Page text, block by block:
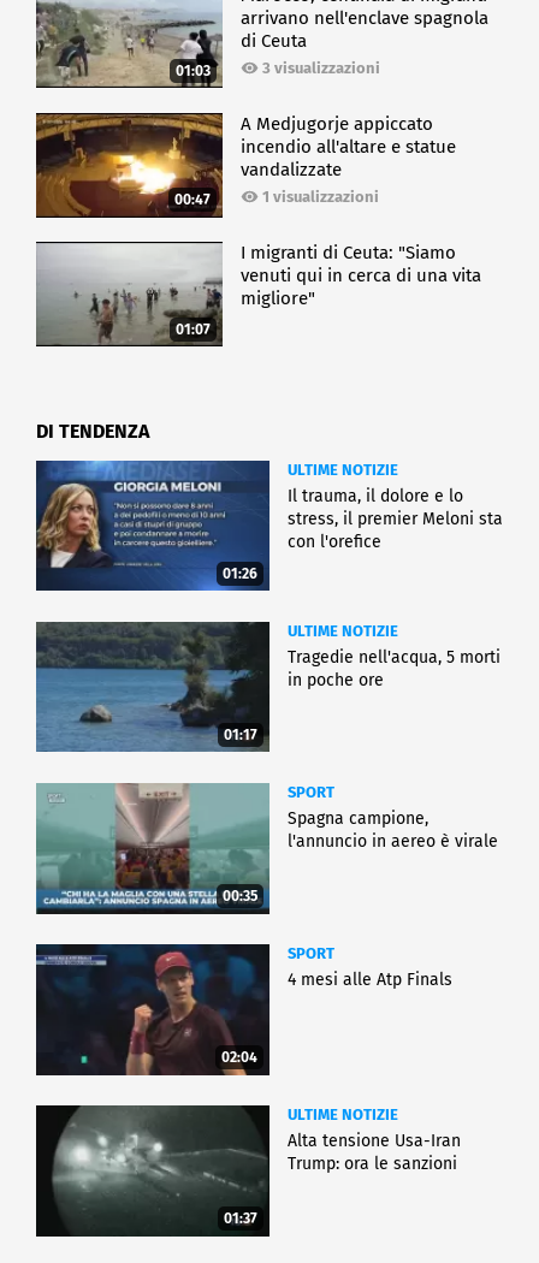
01:03
arrivano nell'enclave spagnola
di Ceuta
3 visualizzazioni
00:47
A Medjugorje appiccato
incendio all'altare e statue
vandalizzate
1 visualizzazioni
01:07
I migranti di Ceuta: "Siamo
venuti qui in cerca di una vita
migliore"
DI TENDENZA
01:26
ULTIME NOTIZIE
Il trauma, il dolore e lo
stress, il premier Meloni sta
con l'orefice
01:17
ULTIME NOTIZIE
Tragedie nell'acqua, 5 morti
in poche ore
00:35
SPORT
Spagna campione,
l'annuncio in aereo è virale
02:04
SPORT
4 mesi alle Atp Finals
01:37
ULTIME NOTIZIE
Alta tensione Usa-Iran
Trump: ora le sanzioni